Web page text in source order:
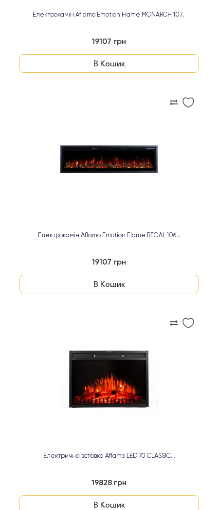
Електрокамін Aflamo Emotion Flame MONARCH 107...
19107 грн
В Кошик
Електрокамін Aflamo Emotion Flame REGAL 106...
19107 грн
В Кошик
Електрична вставка Aflamo LED 70 CLASSIC...
19828 грн
В Кошик